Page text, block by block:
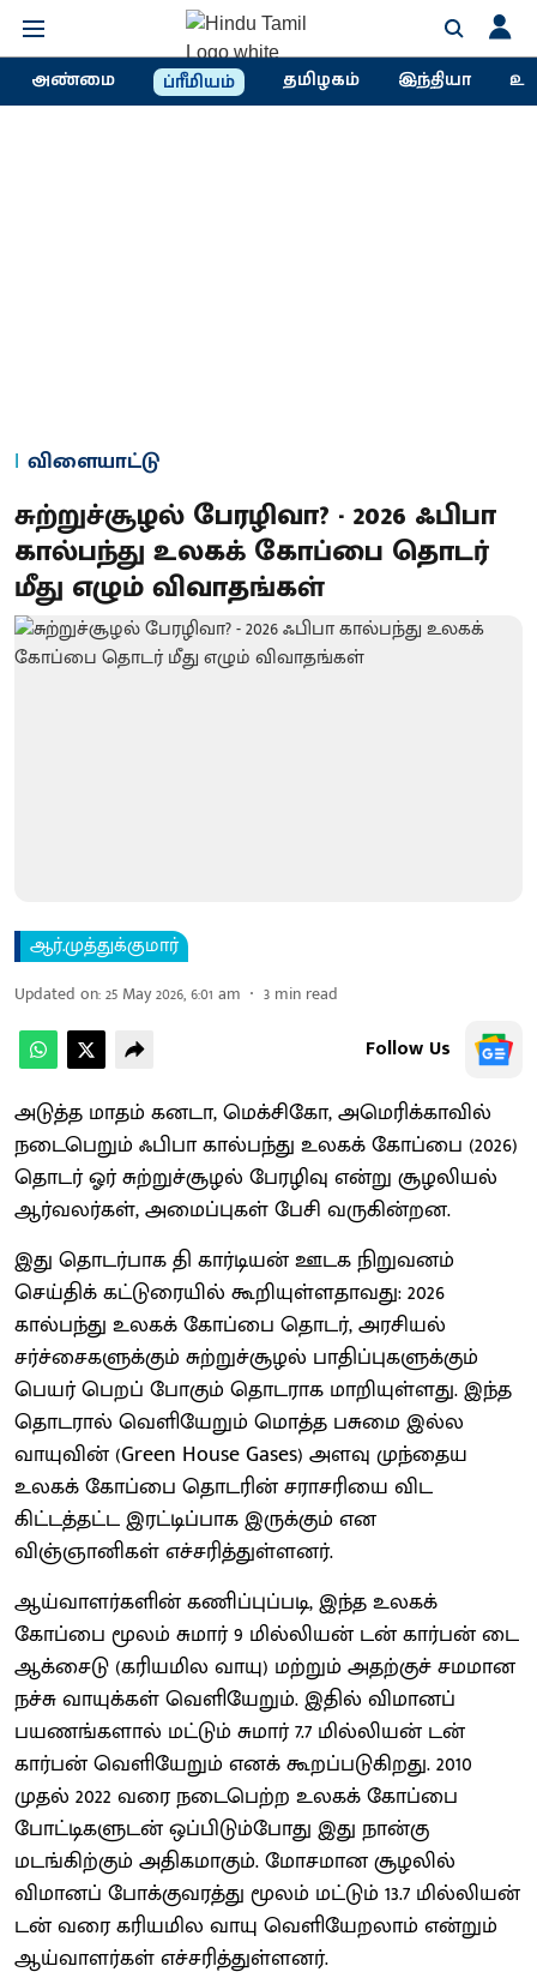
அண்மை ப்ரீமியம் தமிழகம் இந்தியா
விளையாட்டு
சுற்றுச்சூழல் பேரழிவா? - 2026 ஃபிபா
கால்பந்து உலகக் கோப்பை தொடர்
மீது எழும் விவாதங்கள்
ஆர்.முத்துக்குமார்
Updated on:25 May 2026, 6:01 am 3 min read
Follow Us
அடுத்த மாதம் கனடா, மெக்சிகோ, அமெரிக்காவில்
நடைபெறும் ஃபிபா கால்பந்து உலகக் கோப்பை (2026)
தொடர் ஓர் சுற்றுச்சூழல் பேரழிவு என்று சூழலியல்
ஆர்வலர்கள், அமைப்புகள் பேசி வருகின்றன.
இது தொடர்பாக தி கார்டியன் ஊடக நிறுவனம்
செய்திக் கட்டுரையில் கூறியுள்ளதாவது: 2026
கால்பந்து உலகக் கோப்பை தொடர், அரசியல்
சர்ச்சைகளுக்கும் சுற்றுச்சூழல் பாதிப்புகளுக்கும்
பெயர் பெறப் போகும் தொடராக மாறியுள்ளது. இந்த
தொடரால் வெளியேறும் மொத்த பசுமை இல்ல
வாயுவின் (Green House Gases) அளவு முந்தைய
உலகக் கோப்பை தொடரின் சராசரியை விட
கிட்டத்தட்ட இரட்டிப்பாக இருக்கும் என
விஞ்ஞானிகள் எச்சரித்துள்ளனர்.
ஆய்வாளர்களின் கணிப்புப்படி, இந்த உலகக்
கோப்பை மூலம் சுமார் 9 மில்லியன் டன் கார்பன் டை
ஆக்சைடு (கரியமில வாயு) மற்றும் அதற்குச் சமமான
நச்சு வாயுக்கள் வெளியேறும். இதில் விமானப்
பயணங்களால் மட்டும் சுமார் 7.7 மில்லியன் டன்
கார்பன் வெளியேறும் எனக் கூறப்படுகிறது. 2010
முதல் 2022 வரை நடைபெற்ற உலகக் கோப்பை
போட்டிகளுடன் ஒப்பிடும்போது இது நான்கு
மடங்கிற்கும் அதிகமாகும். மோசமான சூழலில்
விமானப் போக்குவரத்து மூலம் மட்டும் 13.7 மில்லியன்
டன் வரை கரியமில வாயு வெளியேறலாம் என்றும்
ஆய்வாளர்கள் எச்சரித்துள்ளனர்.